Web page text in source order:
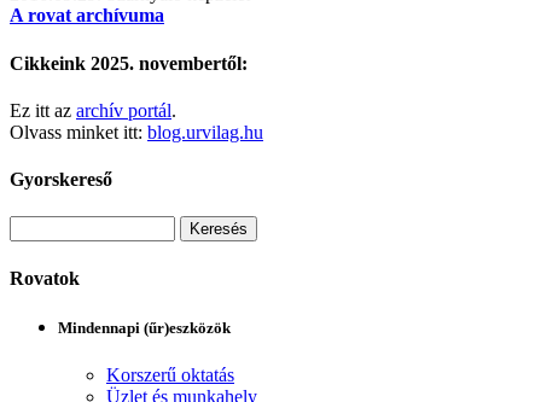
A rovat archívuma
Cikkeink 2025. novembertől:
Ez itt az archív portál.
Olvass minket itt: blog.urvilag.hu
Gyorskereső
Rovatok
Mindennapi (űr)eszközök
Korszerű oktatás
Üzlet és munkahely